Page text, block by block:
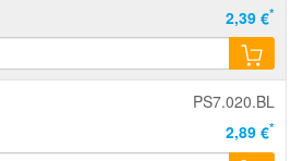
2,39 €*
PS7.020.BL
2,89 €*